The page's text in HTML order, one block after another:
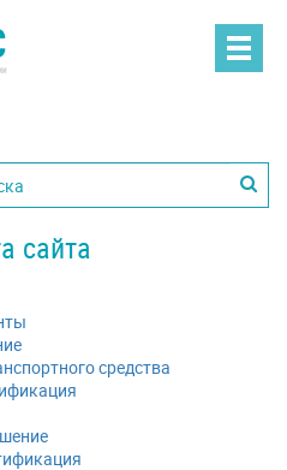
сайта
средства